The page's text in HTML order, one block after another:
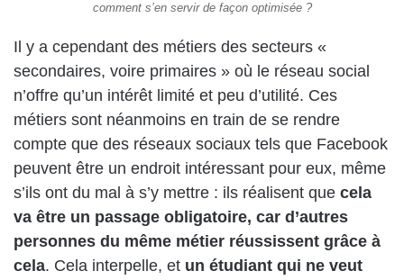
comment s’en servir de façon optimisée ?
Il y a cependant des métiers des secteurs «
secondaires, voire primaires » où le réseau social
n’offre qu’un intérêt limité et peu d’utilité. Ces
métiers sont néanmoins en train de se rendre
compte que des réseaux sociaux tels que Facebook
peuvent être un endroit intéressant pour eux, même
s’ils ont du mal à s’y mettre : ils réalisent que cela
va être un passage obligatoire, car d’autres
personnes du même métier réussissent grâce à
cela. Cela interpelle, et un étudiant qui ne veut